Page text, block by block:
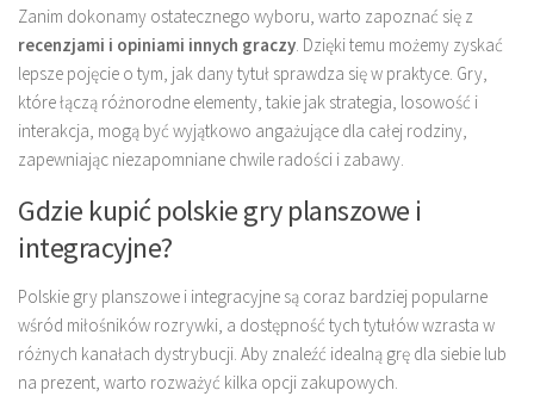
Zanim dokonamy ostatecznego wyboru, warto zapoznać się z
recenzjami i opiniami innych graczy. Dzięki temu możemy zyskać
lepsze pojęcie o tym, jak dany tytuł sprawdza się w praktyce. Gry,
które łączą różnorodne elementy, takie jak strategia, losowość i
interakcja, mogą być wyjątkowo angażujące dla całej rodziny,
zapewniając niezapomniane chwile radości i zabawy.
Gdzie kupić polskie gry planszowe i
integracyjne?
Polskie gry planszowe i integracyjne są coraz bardziej popularne
wśród miłośników rozrywki, a dostępność tych tytułów wzrasta w
różnych kanałach dystrybucji. Aby znaleźć idealną grę dla siebie lub
na prezent, warto rozważyć kilka opcji zakupowych.